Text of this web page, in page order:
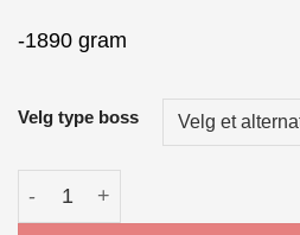
-1890 gram
Velg type boss
Mavic Allroad DCL Hjulsett antall